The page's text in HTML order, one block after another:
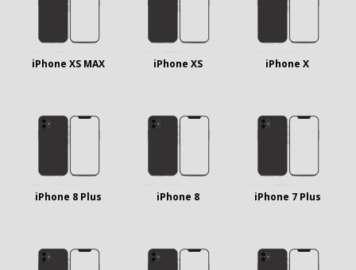
iPhone XS MAX iPhone XS iPhone X
iPhone 8 Plus iPhone 8 iPhone 7 Plus